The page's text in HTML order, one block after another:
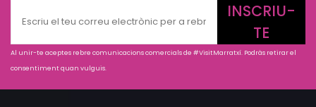
INSCRIU-
TE
Al unir-te aceptes rebre comunicacions comercials de #VisitMarratxí. Podràs retirar el
consentiment quan vulguis.